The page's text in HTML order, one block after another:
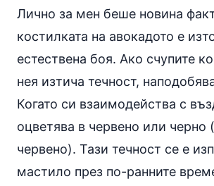
Лично за мен беше новина
костилката на авокадото е
естествена боя. Ако счупите
нея изтича течност,
Когато си взаимодейства с
оцветява в червено или черно
червено). Тази течност се е
мастило през по-ранните